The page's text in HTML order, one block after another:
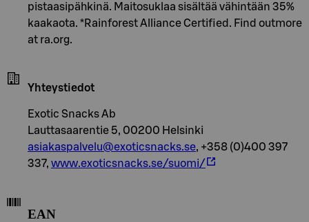
pistaasipähkinä. Maitosuklaa sisältää vähintään 35%
kaakaota. *Rainforest Alliance Certified. Find outmore
at ra.org.
Yhteystiedot
Exotic Snacks Ab
Lauttasaarentie 5, 00200 Helsinki
asiakaspalvelu@exoticsnacks.se, +358 (0)400 397
337, www.exoticsnacks.se/suomi/
EAN